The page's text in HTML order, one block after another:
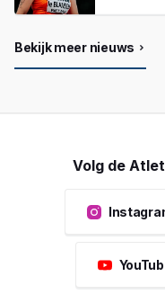
Bekijk meer nieuws
Volg de